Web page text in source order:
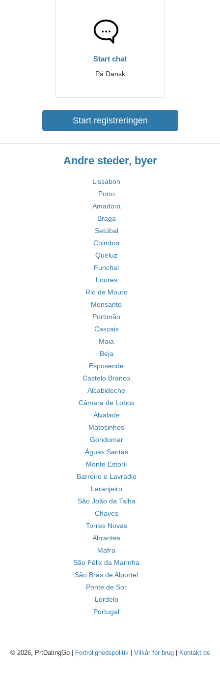
Start chat
På Dansk
Start registreringen
Andre steder, byer
Lissabon
Porto
Amadora
Braga
Setúbal
Coimbra
Queluz
Funchal
Loures
Rio de Mouro
Monsanto
Portimão
Cascais
Maia
Beja
Esposende
Castelo Branco
Alcabideche
Câmara de Lobos
Alvalade
Matosinhos
Gondomar
Águas Santas
Monte Estoril
Barreiro e Lavradio
Laranjeiro
São João da Talha
Chaves
Torres Novas
Abrantes
Mafra
São Félix da Marinha
São Brás de Alportel
Ponte de Sor
Lordelo
Portugal
© 2026, PrtDatingGo | Fortrolighedspolitik| Vilkår for brug| Kontakt os